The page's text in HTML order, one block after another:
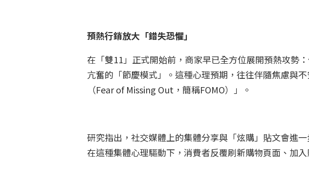
預熱行銷放大「錯失恐懼」
在「雙11」正式開始前，商家早已全方位展開預熱攻勢
亢奮的「節慶模式」。這種心理預期，往往伴隨焦慮與
（Fear of Missing Out，簡稱FOMO）」。
研究指出，社交媒體上的集體分享與「炫購」貼文會進
在這種集體心理驅動下，消費者反覆刷新購物頁面、加